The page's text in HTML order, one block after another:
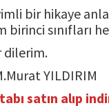
bir hikaye
birinci sınıfları
dilerim.
YILDIRIM
satın alıp